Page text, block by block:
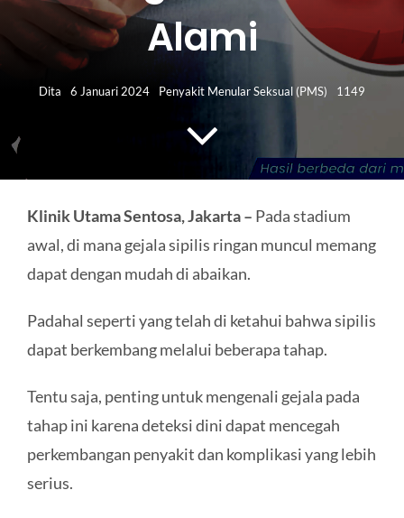
HUBUNGI KAMI
Search
Alami
Dita 6 Januari 2024 Penyakit Menular Seksual (PMS) 1149
Klinik Utama Sentosa, Jakarta – Pada stadium
awal, di mana gejala sipilis ringan muncul memang
dapat dengan mudah di abaikan.
Padahal seperti yang telah di ketahui bahwa sipilis
dapat berkembang melalui beberapa tahap.
Tentu saja, penting untuk mengenali gejala pada
tahap ini karena deteksi dini dapat mencegah
perkembangan penyakit dan komplikasi yang lebih
serius.